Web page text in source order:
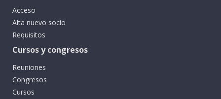
Acceso
Alta nuevo socio
Requisitos
Cursos y congresos
Reuniones
Congresos
Cursos